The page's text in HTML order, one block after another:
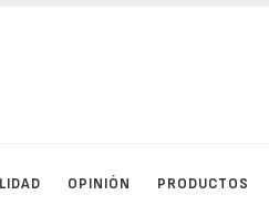
OPINIÓN PRODUCTOS